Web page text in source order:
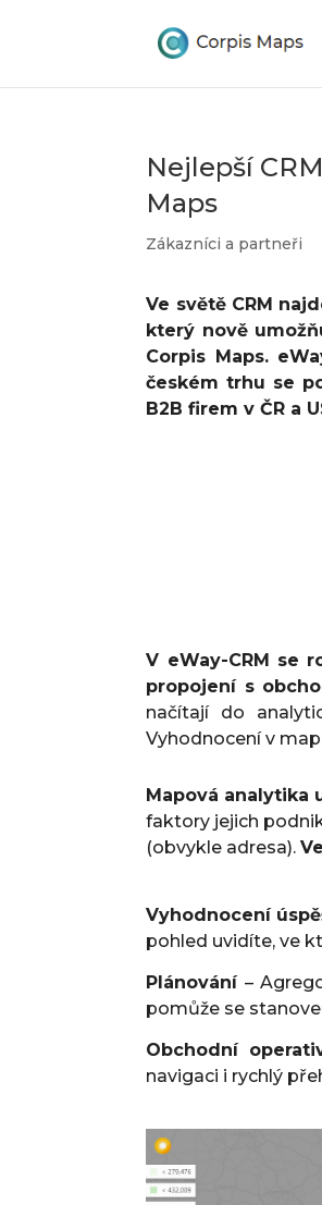
Nejlepší
Maps
Zákazníci a partneři
Ve světě CRM
který nově
Corpis Maps.
českém trhu se
B2B firem v ČR a
V eWay-CRM se
propojení s
načítají do
Vyhodnocení v
Mapová analytika
faktory jejich
(obvykle adresa).
Vyhodnocení
pohled uvidíte, ve
Plánování–
pomůže se
Obchodní
navigaci i rychlý